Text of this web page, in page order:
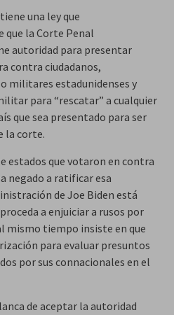
una ley que
que la Corte Penal
autoridad para presentar
contra ciudadanos,
militares estadunidenses y
para “rescatar” a cualquier
que sea presentado para ser
la corte.
estados que votaron en contra
negado a ratificar esa
de Joe Biden está
a enjuiciar a rusos por
mismo tiempo insiste en que
para evaluar presuntos
por sus connacionales en el
de aceptar la autoridad